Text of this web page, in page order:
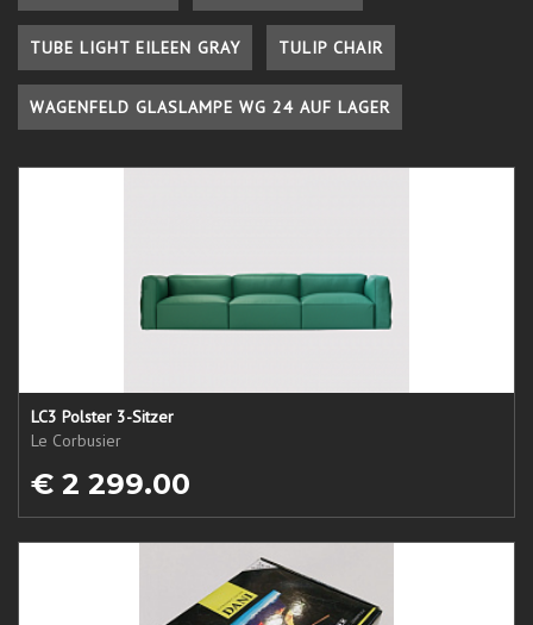
TUBE LIGHT EILEEN GRAY TULIP CHAIR
WAGENFELD GLASLAMPE WG 24 AUF LAGER
LC3 Polster 3-Sitzer
Le Corbusier
€ 2 299.00